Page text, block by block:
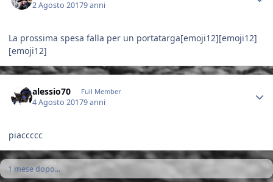
2 Agosto 20179 anni
La prossima spesa falla per un portatarga[emoji12][emoji12]
[emoji12]
alessio70 Full Member
4 Agosto 20179 anni
piaccccc
1 mese dopo...